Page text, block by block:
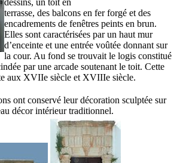
terrasse, des balcons en fer forgé et des
encadrements de fenêtres peints en brun.
Elles sont caractérisées par un haut mur
d’enceinte et une entrée voûtée donnant sur
la cour. Au fond se trouvait le logis constitué
par une arcade soutenant le toit. Cette
aux XVIIe siècle et XVIIIe siècle.
ont conservé leur décoration sculptée sur
décor intérieur traditionnel.